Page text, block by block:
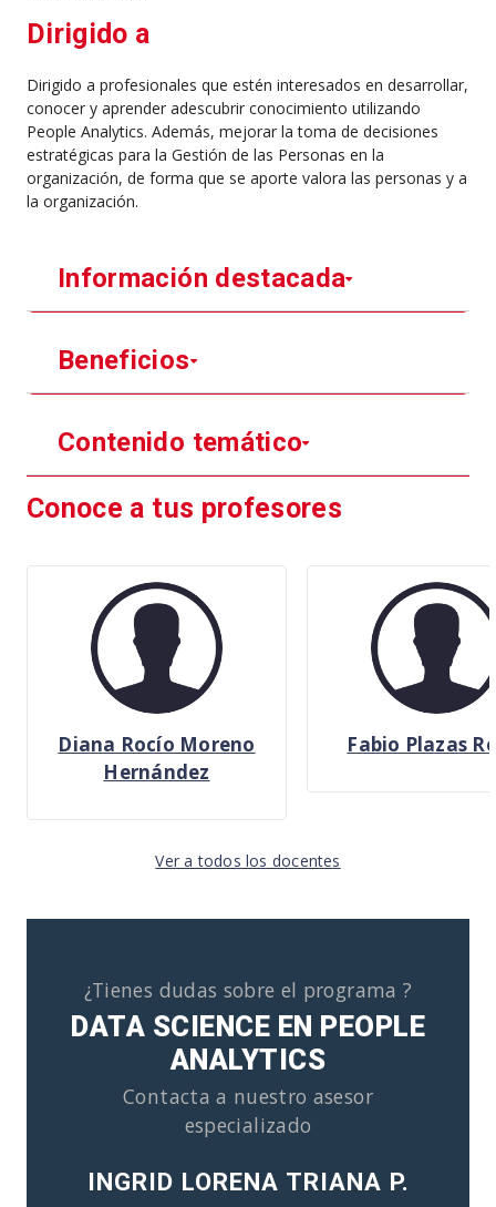
Dirigido a
Dirigido a profesionales que estén interesados en desarrollar,
conocer y aprender adescubrir conocimiento utilizando
People Analytics. Además, mejorar la toma de decisiones
estratégicas para la Gestión de las Personas en la
organización, de forma que se aporte valora las personas y a
la organización.
Información destacada
Beneficios
Contenido temático
Conoce a tus profesores
Diana Rocío Moreno
Hernández
Fabio Plazas
Ver a todos los docentes
¿Tienes dudas sobre el programa ?
DATA SCIENCE EN PEOPLE
ANALYTICS
Contacta a nuestro asesor
especializado
INGRID LORENA TRIANA P.